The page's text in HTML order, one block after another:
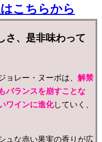
こちらから
さ、是非味わって
ョレー・ヌーボは、 解禁
バランスを崩すことな
ワインに進化していく、
ュな赤い果実の香りが広